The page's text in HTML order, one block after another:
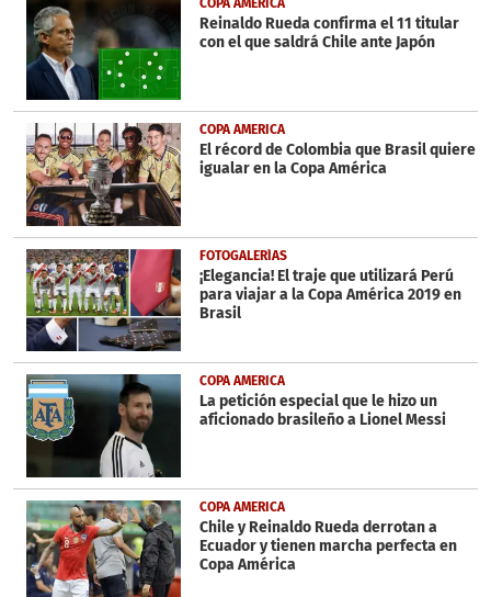
minutes,
3
seconds
COPA AMERICA
Reinaldo Rueda confirma el 11 titular
con el que saldrá Chile ante Japón
COPA AMERICA
El récord de Colombia que Brasil quiere
igualar en la Copa América
FOTOGALERÍAS
¡Elegancia! El traje que utilizará Perú
para viajar a la Copa América 2019 en
Brasil
COPA AMERICA
La petición especial que le hizo un
aficionado brasileño a Lionel Messi
COPA AMERICA
Chile y Reinaldo Rueda derrotan a
Ecuador y tienen marcha perfecta en
Copa América